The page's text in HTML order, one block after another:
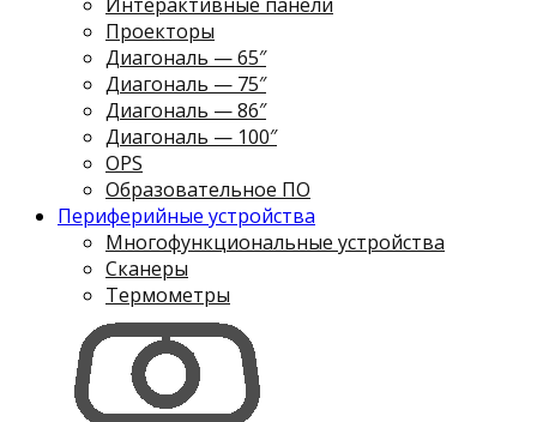
Проекторы
Диагональ — 65″
Диагональ — 75″
Диагональ — 86″
Диагональ — 100″
OPS
Образовательное ПО
Периферийные устройства
Многофункциональные устройства
Сканеры
Термометры